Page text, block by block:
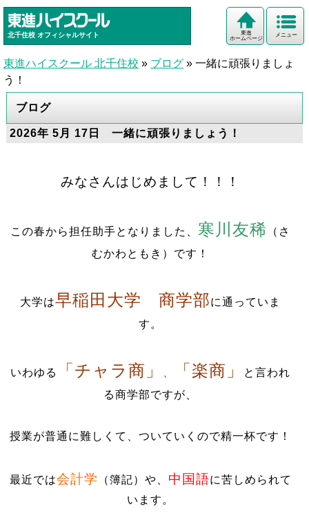
北千住校 オフィシャルサイト メニュー
東進
ホームページ
東進ハイスクール 北千住校 » ブログ » 一緒に頑張りましょ
う！
ブログ
2026年 5月 17日 一緒に頑張りましょう！
みなさんはじめまして！！！
この春から担任助手となりました、 寒川友稀
（さ
むかわともき）です！
大学は早稲田大学 商学部に通っていま
す。
いわゆる 「チャラ商」 「楽商」
と言われ
る商学部ですが、
授業が普通に難しくて、ついていくので精一杯です！
最近では会計学 （簿記）や、 中国語に苦しめられて
います。